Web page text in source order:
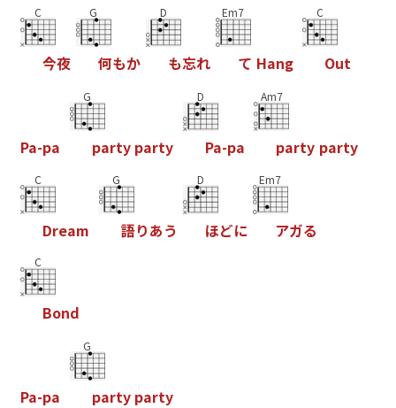
C
今夜
G
何もか
D
も忘れ
Em7
て Hang
C
Out
Pa-pa
G
party party
D
Pa-pa
Am7
party party
C
Dream
G
語りあう
D
ほどに
Em7
アガる
C
Bond
Pa-pa
G
party party